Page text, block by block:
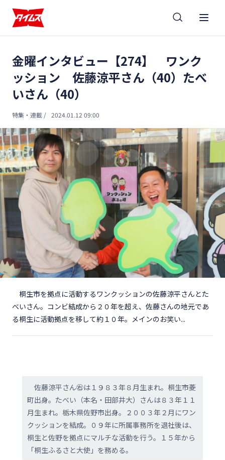
金曜インタビュー【274】 ワンク
ッション 佐藤涼平さん（40）たべ
いさん（40）
特集・連載 / 2024.01.12 09:00
桐生市を拠点に活動するワンクッションの佐藤涼平さんとた
べいさん。コンビ結成から２０年を超え、佐藤さんの地元であ
る桐生に活動拠点を移して約１０年。メインのお笑い...
佐藤涼平さん㊨は１９８３年８月生まれ。桐生市菱
町出身。たべい（本名・田部井大）さんは８３年１１
月生まれ。栃木県佐野市出身。２００３年２月にワン
クッションを結成。０９年に所属事務所を退社後は、
桐生と佐野を拠点にマルチな活動を行う。１５年から
「桐生ふるさと大使」を務める。